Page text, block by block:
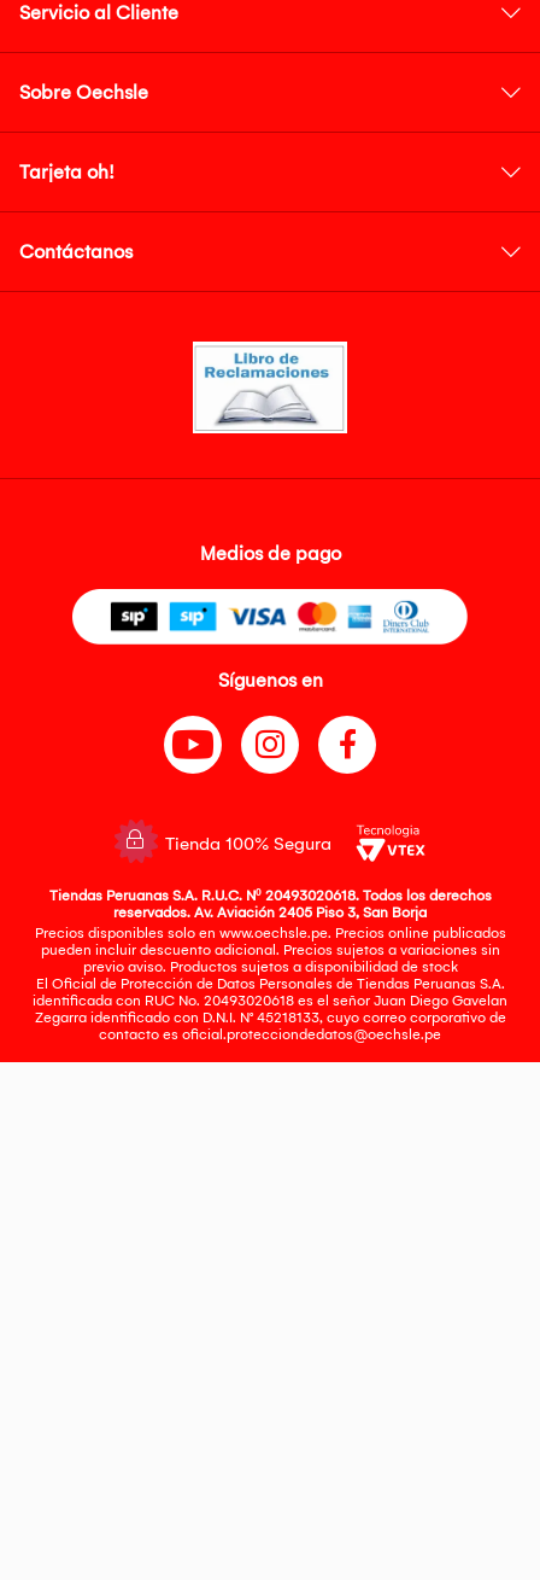
Servicio al Cliente
Sobre Oechsle
Tarjeta oh!
Contáctanos
Medios de pago
Síguenos en
Tienda 100% Segura
Tiendas Peruanas S.A. R.U.C. Nº 20493020618. Todos los derechos
reservados. Av. Aviación 2405 Piso 3, San Borja
Precios disponibles solo en www.oechsle.pe. Precios online publicados
pueden incluir descuento adicional. Precios sujetos a variaciones sin
previo aviso. Productos sujetos a disponibilidad de stock
El Oficial de Protección de Datos Personales de Tiendas Peruanas S.A.
identificada con RUC No. 20493020618 es el señor Juan Diego Gavelan
Zegarra identificado con D.N.I. N° 45218133, cuyo correo corporativo de
contacto es oficial.protecciondedatos@oechsle.pe